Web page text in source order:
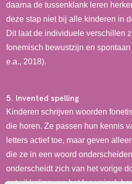
daarna de tussenklank leren
deze stap niet bij alle kinderen in
Dit laat de individuele verschillen
fonemisch bewustzijn en
e.a., 2018).
5. Invented spelling
Kinderen schrijven woorden
die horen. Ze passen hun kennis
letters actief toe, maar geven
die ze in een woord
onderscheidt zich van het vorige